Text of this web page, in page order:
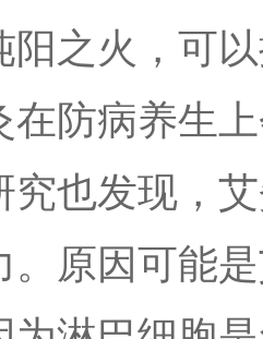
阳之火，可
在防病养生
究也发现，
。原因可能